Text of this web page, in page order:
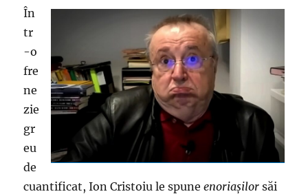
În
tr
-o
fre
ne
zie
gr
eu
de
cuantificat, Ion Cristoiu le spune enoriaşilor săi